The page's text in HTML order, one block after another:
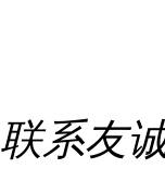
联系友